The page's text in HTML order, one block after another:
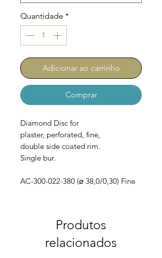
Quantidade *
Adicionar ao carrinho
Comprar
Diamond Disc for
plaster, perforated, fine,
double side coated rim.
Single bur.
AC-300-022-380 (⌀ 38,0/0,30) Fine
Produtos
relacionados